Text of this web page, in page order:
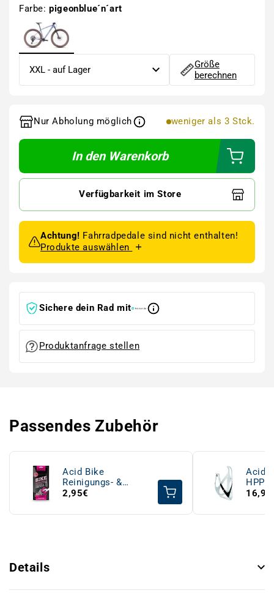
Farbe:pigeonblue´n´art
Größe
berechnen
Nur Abholung möglich weniger als 3 Stck.
In den Warenkorb
Verfügbarkeit im Store
Achtung! Fahrradpedale sind nicht enthalten!
Produkte auswählen
Sichere dein Rad mit
Produktanfrage stellen
Passendes Zubehör
Acid Bike
Reinigungs- &
Pflegetuch
2,95€
Acid
HPP
´black
Details